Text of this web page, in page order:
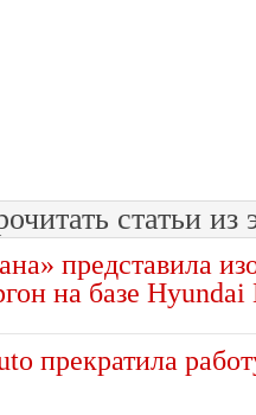
статьи из
представила
на базе
прекратила